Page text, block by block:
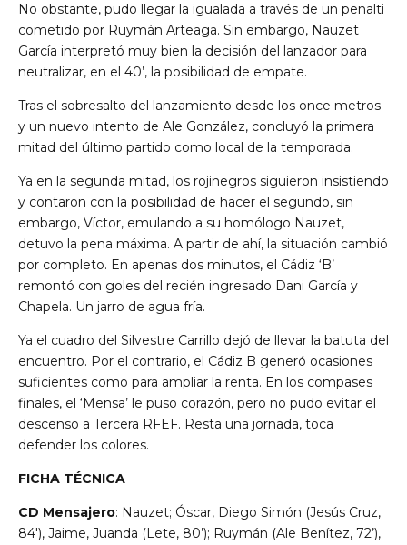
No obstante, pudo llegar la igualada a través de un penalti
cometido por Ruymán Arteaga. Sin embargo, Nauzet
García interpretó muy bien la decisión del lanzador para
neutralizar, en el 40’, la posibilidad de empate.
Tras el sobresalto del lanzamiento desde los once metros
y un nuevo intento de Ale González, concluyó la primera
mitad del último partido como local de la temporada.
Ya en la segunda mitad, los rojinegros siguieron insistiendo
y contaron con la posibilidad de hacer el segundo, sin
embargo, Víctor, emulando a su homólogo Nauzet,
detuvo la pena máxima. A partir de ahí, la situación cambió
por completo. En apenas dos minutos, el Cádiz ‘B’
remontó con goles del recién ingresado Dani García y
Chapela. Un jarro de agua fría.
Ya el cuadro del Silvestre Carrillo dejó de llevar la batuta del
encuentro. Por el contrario, el Cádiz B generó ocasiones
suficientes como para ampliar la renta. En los compases
finales, el ‘Mensa’ le puso corazón, pero no pudo evitar el
descenso a Tercera RFEF. Resta una jornada, toca
defender los colores.
FICHA TÉCNICA
CD Mensajero: Nauzet; Óscar, Diego Simón (Jesús Cruz,
84′), Jaime, Juanda (Lete, 80’); Ruymán (Ale Benítez, 72’),